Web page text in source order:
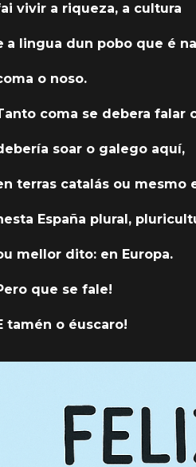
vivir a riqueza, a cultura
a lingua dun pobo que é
o noso.
coma se debera falar
soar o galego aquí,
terras catalás ou mesmo
España plural,
mellor dito: en Europa.
que se fale!
tamén o éuscaro!